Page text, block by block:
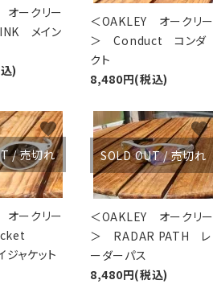
ークリー
メイン
)
＜OAKLEY オークリー
＞ Conduct コンダ
クト
8,480円(税込)
/ 売切れ
ークリー
ャケット
favorite
SOLD OUT / 売切れ
＜OAKLEY オークリー
＞ RADAR PATH レ
ーダーパス
8,480円(税込)
favorite